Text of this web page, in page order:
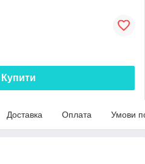
Купити
Доставка Оплата Умови